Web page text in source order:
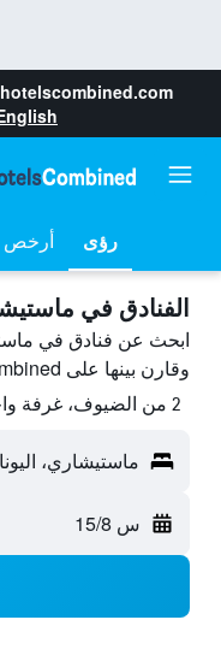
رؤى أرخص
الفنادق في
ابحث عن فنادق في
وقارن بينها على HotelsCombined ووفّر.
2 من الضيوف، غرفة واحدة
ماستيشاري،
س 15/8